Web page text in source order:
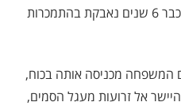
אשת חינוך בעלת תואר ראשון, שכבר 6 שנים נאבקת בהתמכרות
המשפחה מכניסה אותה בכוח,
אל זרועות מעגל הסמים,